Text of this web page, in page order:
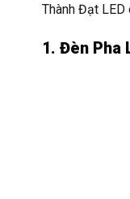
Thành Đạt LED
1. Đèn Pha